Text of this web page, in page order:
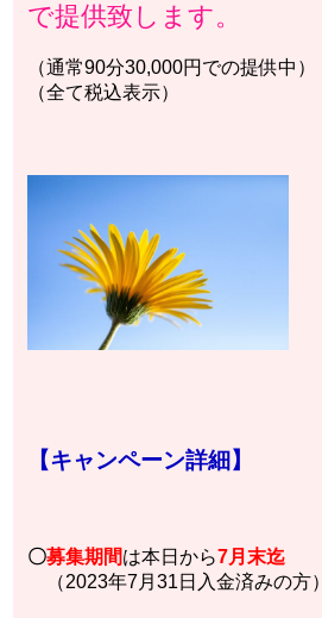
で提供致します。
（通常90分30,000円での提供中）
（全て税込表示）
【キャンペーン詳細】
〇募集期間は本日から7月末迄
（2023年7月31日入金済みの方）